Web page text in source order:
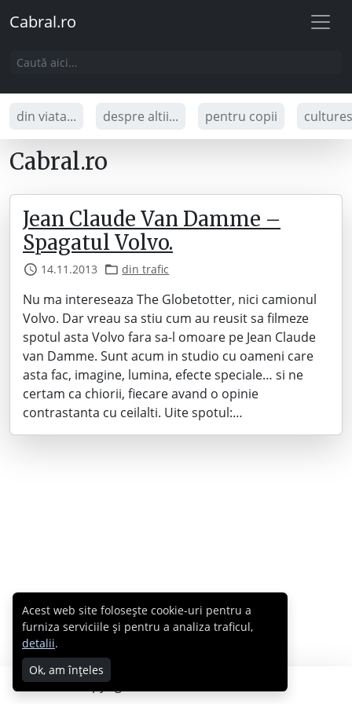
Cabral.ro
din viata... despre altii... pentru copii
Cabral.ro
Jean Claude Van Damme –
Spagatul Volvo.
14.11.2013 din trafic
Nu ma intereseaza The Globetotter, nici camionul
Volvo. Dar vreau sa stiu cum au reusit sa filmeze
spotul asta Volvo fara sa-l omoare pe Jean Claude
van Damme. Sunt acum in studio cu oameni care
asta fac, imagine, lumina, efecte speciale… si ne
certam ca chiorii, fiecare avand o opinie
contrastanta cu ceilalti. Uite spotul:…
Copyright © 2007 - 2026 Cabral.ro
Acest web site folosește cookie-uri pentru a
furniza serviciile și pentru a analiza traficul,
detalii.
Ok, am înțeles